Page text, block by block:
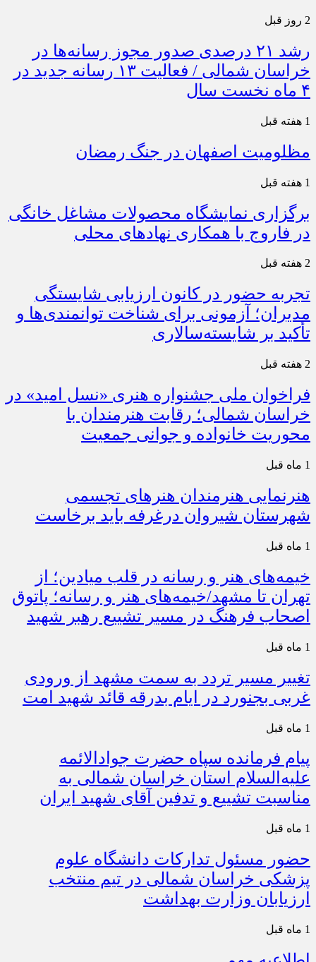
2 روز قبل
رشد ۲۱ درصدی صدور مجوز رسانه‌ها در
خراسان شمالی / فعالیت ۱۳ رسانه جدید در
۴ ماه نخست سال
1 هفته قبل
مظلومیت اصفهان در جنگ رمضان
1 هفته قبل
برگزاری نمایشگاه محصولات مشاغل خانگی
در فاروج با همکاری نهادهای محلی
2 هفته قبل
تجربه حضور در کانون ارزیابی شایستگی
مدیران؛ آزمونی برای شناخت توانمندی‌ها و
تأکید بر شایسته‌سالاری
2 هفته قبل
فراخوان ملی جشنواره هنری «نسل امید» در
خراسان شمالی؛ رقابت هنرمندان با
محوریت خانواده و جوانی جمعیت
1 ماه قبل
هنرنمایی هنرمندان هنرهای تجسمی
شهرستان شیروان درغرفه باید برخاست
1 ماه قبل
خیمه‌های هنر و رسانه در قلب میادین؛ از
تهران تا مشهد/خیمه‌های هنر و رسانه؛ پاتوق
اصحاب فرهنگ در مسیر تشییع رهبر شهید
1 ماه قبل
تغییر مسیر تردد به سمت مشهد از ورودی
غربی بجنورد در ایام بدرقه قائد شهید امت
1 ماه قبل
پیام فرمانده سپاه حضرت جوادالائمه
علیه‌السلام استان خراسان شمالی به
مناسبت تشییع و تدفین آقای شهید ایران
1 ماه قبل
حضور مسئول تدارکات دانشگاه علوم
پزشکی خراسان شمالی در تیم منتخب
ارزیابان وزارت بهداشت
1 ماه قبل